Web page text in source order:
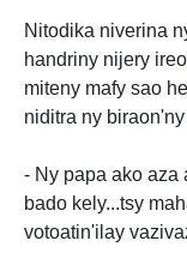
Nitodika niverina
handriny nijery
miteny mafy sao
niditra ny
- Ny papa ako aza
bado kely...tsy
votoatin'ilay